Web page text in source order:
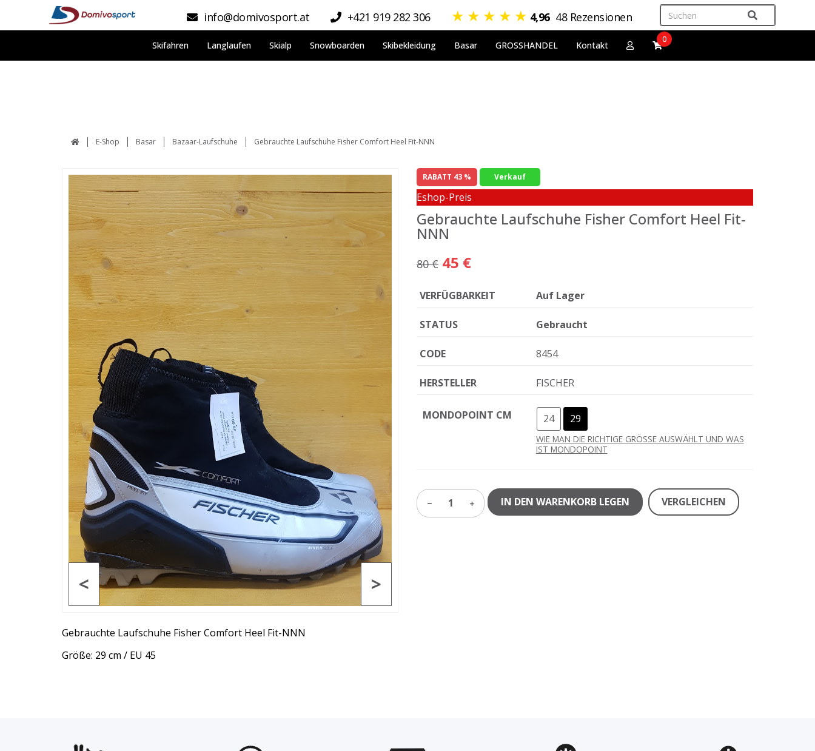
info@domivosport.at +421 919 282 306 ★ ★ ★ ★ ★ 4,96 48 Rezensionen
Skifahren Langlaufen Skialp Snowboarden Skibekleidung Basar GROSSHANDEL Kontakt
0
E-Shop Basar Bazaar-Laufschuhe Gebrauchte Laufschuhe Fisher Comfort Heel Fit-NNN
>
<
RABATT 43 % Verkauf
Eshop-Preis
Gebrauchte Laufschuhe Fisher Comfort Heel Fit-
NNN
80 € 45 €
VERFÜGBARKEIT Auf Lager
STATUS Gebraucht
CODE 8454
HERSTELLER FISCHER
MONDOPOINT CM 24 29
WIE MAN DIE RICHTIGE GRÖSSE AUSWÄHLT UND WAS
IST MONDOPOINT
1 IN DEN WARENKORB LEGEN VERGLEICHEN
Gebrauchte Laufschuhe Fisher Comfort Heel Fit-NNN
Größe: 29 cm / EU 45